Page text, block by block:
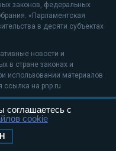
законов, федеральных
«Парламентская
в десяти субъектах
новости и
в стране законах и
использовании материалов
ссылка на pnp.ru
рекомендательные
соглашаетесь с
cookie